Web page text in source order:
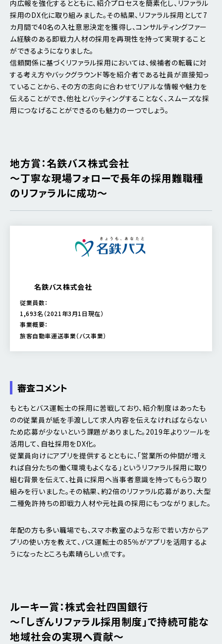
内広報を強化するとともに、紹介プロセスを簡素化し、リファラル
採用のDX化に取り組みました。その結果、リファラル採用として7
カ月間で40名の入社意思決定を獲得し、コンサルティングファー
ム経験のある即戦力人材の採用を再現性を持って実現すること
ができるようになりました。
信頼関係に基づくリファラル採用においては、候補者の転職に対
する考え方やバックグラウンド等を紹介者である社員が直接知っ
ていることから、その方の志向に合わせてリアルな情報や魅力を
伝えることができ、他社とバッティングすることなく、スムーズな採
用につなげることができるのも魅力の一つでしょう。
地方賞：名鉄バス株式会社
～丁寧な現場フォローで長年の採用難職種
のリファラルに成功～
名鉄バス株式会社
従業員数：
1,693名（2021年3月1日現在）
事業概要：
旅客自動車運送事業（バス事業）
審査コメント
もともとバス運転士の採用に苦戦しており、紹介制度はあったも
のの従業員が紙を手渡しして求人内容を伝えなければならない
ため応募が少ないという課題がありました。2019年よりツールを
活用して、自社採用をDX化。
従業員向けにアプリを提供するとともに、「営業所の仲間が増え
れば自分たちの働く環境もよくなる」というリファラル採用に取り
組む背景を伝えて、社員に採用へ当事者意識を持ってもらう取り
組みを行いました。その結果、約2倍のリファラル応募があり、大型
二種免許持ちの即戦力人材や元社員の採用にもつながりました。
年配の方も多い職場でも、スマホ教室のような形で若い方からア
プリの使い方を教えて、バス運転士の85％がアプリを活用するよ
うになったところも素晴らしい点です。
ルーキー賞：株式会社四国銀行
～「しぎんリファラル採用制度」で持続可能な
地域社会の実現へ貢献～